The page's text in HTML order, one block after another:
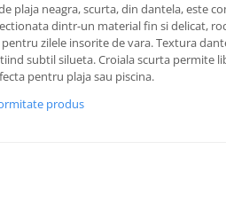
plaja neagra, scurta, din dantela, este
dintr-un material fin si delicat,
zilele insorite de vara. Textura
subtil silueta. Croiala scurta permite
pentru plaja sau piscina.
produs